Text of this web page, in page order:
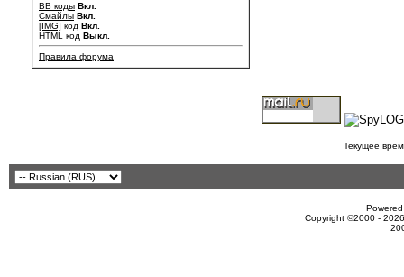
BB коды Вкл.
Смайлы Вкл.
[IMG] код Вкл.
HTML код Выкл.
Правила форума
Текущее
Copyright ©2000 -